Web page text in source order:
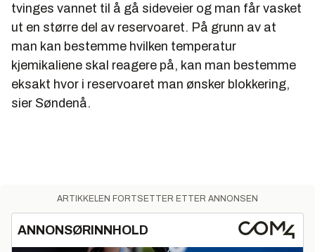
tvinges vannet til å gå sideveier og man får vasket
ut en større del av reservoaret. På grunn av at
man kan bestemme hvilken temperatur
kjemikaliene skal reagere på, kan man bestemme
eksakt hvor i reservoaret man ønsker blokkering,
sier Søndenå.
ARTIKKELEN FORTSETTER ETTER ANNONSEN
ANNONSØRINNHOLD